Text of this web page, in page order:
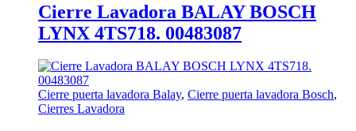
Cierre Lavadora BALAY BOSCH
LYNX 4TS718. 00483087
Cierre puerta lavadora Balay, Cierre puerta lavadora Bosch,
Cierres Lavadora